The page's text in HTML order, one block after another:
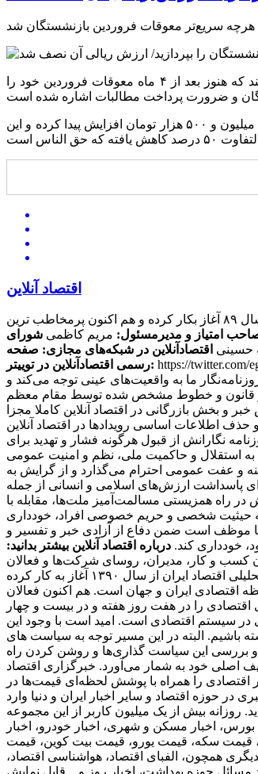
به گزارش اقتصادآنلاین به نقل از ایلنا، در نامه علی اصغر رضایی خطاب به سالاری، با بیان اینکه کارگران بازنشسته تنها گروهی از بازنشستگان کشور هستند که هنوز بعد از ۴ ماه معوقات فروردین خود را
رضایی در این نامه آورده است: در اردیبهشت ماه، یک کیسه برنج پاکستانی حدود ۸۰۰ هزار تومان خریداری می‌شد در حالیکه هم اکنون قیمت آن به بیش از یک میلیون و ۵۰۰ هزار تومان افزایش پیدا کرده و این
اقتصاد آنلاین
این پایگاه خبری از سال ۸۹ آغاز بکار کرده و هم اکنون پرمخاطب ترین
امتیاز و مدیرمسئول: مریم کاظمی شورای
حسینی اقتصادآنلاین در شبکه‌های مجازی: صفحه
رسمی اقتصادآنلاین در توییتر: https://twitter.com/
روزنامه‌نگار ما به واقعیت‌های عینی توجه می‌کند و
او قانون و خطوط مشخص شده توسط مقام معظم
و بخش بازرگانی در اقتصاد آنلاین کاملا مجزا
کنند. ۴- سرقت ادبی، مخدوش ساختن متن‌ها و سندها و حذف اطلاعات اساسی رویدادها در اقتصاد آنلاین
برای پیش‌برد مقاصد خصوصی مغایر با مصالح عمومی، خودداری می‌کند. ۶- اقتصاد آنلاین و روزنامه نگارانش از قبول هرگونه فشار و تهدید برای
رسانه و اصول شرافت حرفه ای خویش تبعیت می‌کند. ۷- روزنامه‌نگار ما با احترام به استقلال و حاکمیت ملی، نظم و امنیت عمومی
و ملی، اخلاق حسنه و عفت عمومی احترام می‌گذارد و از گرایش به
به جنگ تجاوزکارانه نسبت به کشورهای دیگر خودداری می‌کند. ۹- روزنامه‌نگار ما برای پاسداشت ارزش‌های اسلامی و انسانی از جمله
صلح و امنیت بشر، استقلال و پیشرفت فرهنگی، اجتماعی و اقتصادی ملت‌ها و فرهنگ‌ها، احترام خاص قائل است. ۱۰- کوشش در راه همزیستی مسالمت‌آمیز ملت‌ها، مقابله با
جلوگیری از آلودگی محیط‌زیست و مبارزه علیه سلطه فرهنگی از رسالت‌های مهم روزنامه‌نگاری است. ۱۱- احترام به حیثیت شخصی و حریم خصوصی افراد، خودداری
در حفظ سلامت و آرامش روانی جامعه از وظایف روزنامه‌نگاران ما محسوب می‌شود. ۱۲- روزنامه‌نگار ما موظف است ضمن دفاع از آزادی خبر و تفسیر و
خودداری کند. درباره اقتصاد آنلاین بیشتر بدانید:
صاحبان کسب و کار، مدیران، روسای شرکت‌ها و فعالان
اقتصادی هستند که می‌خواهند یک روز زودتر از اخبار مطلع شوند و در نتیجه به روزنامه‌ها اکتفا نمی‌کنند. اقتصاد آنلاین، به عنوان اولین سایت جامع خبری-تحلیلی اقتصاد ایران از سال ۱۳۹۰ آغاز به کار کرده
اقتصادی ایران و جهان است. هم اکنون فعالان
را در هفت روز هفته و در بیست و چهار
در سیستم اقتصادی است. امید است با وجود این
باشیم. البته در این مسیر توجه به سیاست های
و بررسی این سیاست گذاری‌ها و روشن کردن راه
اصلی خود به شمار می‌آورد. خبرگزاری اقتصاد
اقتصادی را همراه با پوشش لحظه‌ای قیمت‌ها در
حوزه اقتصاد و سایر اخبار ایران و دنیا وارد
اقتصاد به شمار می‌رود و توانسته است رنک 18 الکسا در ایران را کسب نماید. روزانه بیش از یک میلیون کاربر از این مجموعه
اخبار مسکن و شهری، اخبار خودرو، اخبار
قیمت سکه، قیمت یورو، قیمت بیت کوین، قیمت
همچون، الفبای اقتصاد، هواشناسی اقتصاد،